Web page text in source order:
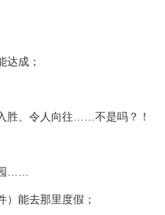
达成；
胜、令人向往……不是吗？！
……
）能去那里度假；